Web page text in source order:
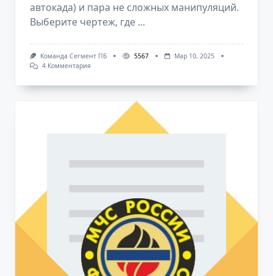
автокада) и пара не сложных манипуляций.
Выберите чертеж, где ...
Команда Сегмент ПБ 5567
Мар 10, 2025
4 КомментарияК
(рисованную)
Автокада